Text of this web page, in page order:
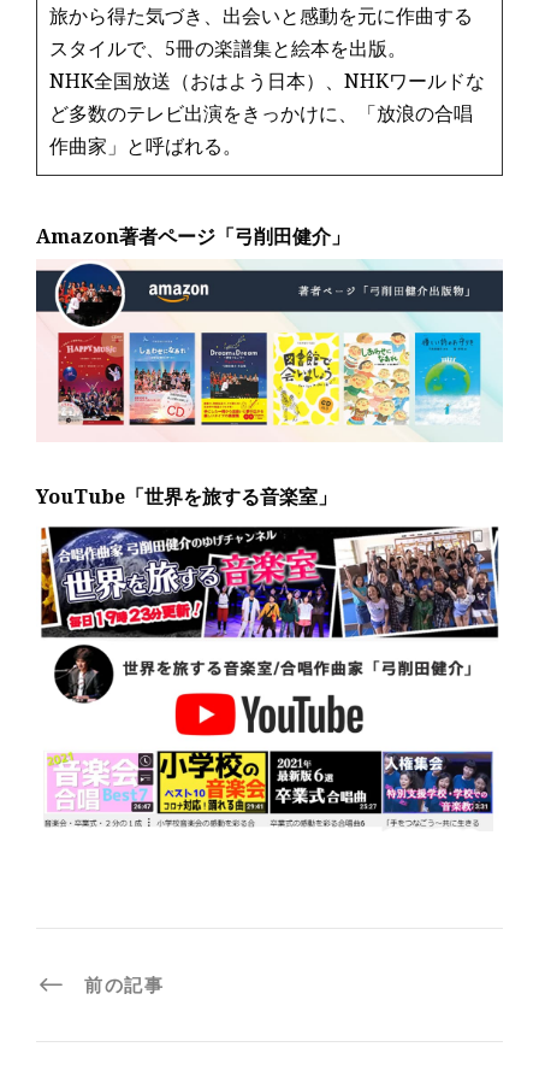
旅から得た気づき、出会いと感動を元に作曲する
スタイルで、5冊の楽譜集と絵本を出版。
NHK全国放送（おはよう日本）、NHKワールドな
ど多数のテレビ出演をきっかけに、「放浪の合唱
作曲家」と呼ばれる。
Amazon著者ページ「弓削田健介」
YouTube「世界を旅する音楽室」
前の記事